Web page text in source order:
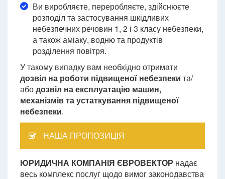
Ви виробляєте, переробляєте, здійснюєте
розподіл та застосування шкідливих
небезпечних речовин 1, 2 і 3 класу небезпеки,
а також аміаку, водню та продуктів
розділення повітря.
У такому випадку вам необхідно отримати
дозвіл на роботи підвищеної небезпеки та/
абодозвіл на експлуатацію машин,
механізмів та устаткування підвищеної
небезпеки.
НАША ПРОПОЗИЦІЯ
ЮРИДИЧНА КОМПАНІЯ ЄВРОВЕКТОР надає
весь комплекс послуг щодо вимог законодавства